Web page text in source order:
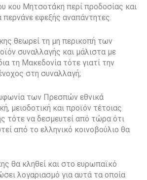
κου Μητσοτάκη περί προδοσίας και
περνάνε εφεξής αναπάντητες.
θεωρεί τη μη περικοπή των
συναλλαγής και μάλιστα με
τη Μακεδονία τότε γιατί την
στη συναλλαγή;
των Πρεσπών εθνικά
μειοδοτική και προϊόν τέτοιας
τότε να δεσμευτεί από τώρα ότι
από το ελληνικό κοινοβούλιο θα
θα κληθεί και στο ευρωπαϊκό
λογαριασμό για αυτά τα οποία